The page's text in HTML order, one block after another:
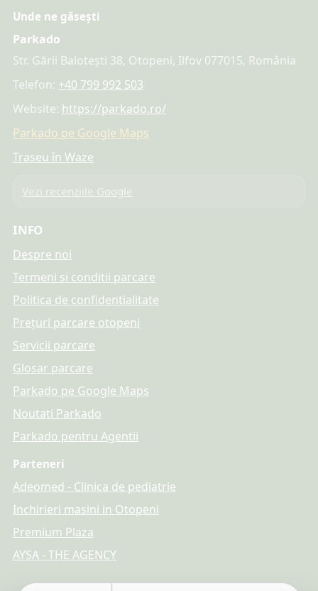
Unde ne găsești
Parkado
Str. Gării Balotești 38, Otopeni, Ilfov 077015, România
Telefon: +40 799 992 503
Website: https://parkado.ro/
Parkado pe Google Maps
Traseu în Waze
Vezi recenziile Google
INFO
Despre noi
Termeni si conditii parcare
Politica de confidentialitate
Prețuri parcare otopeni
Servicii parcare
Glosar parcare
Parkado pe Google Maps
Noutati Parkado
Parkado pentru Agentii
Parteneri
Adeomed - Clinica de pediatrie
Inchirieri masini in Otopeni
Premium Plaza
AYSA - THE AGENCY